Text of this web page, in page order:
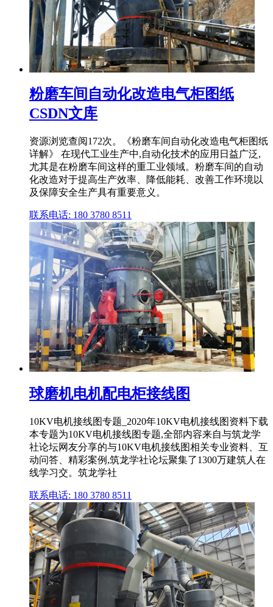
粉磨车间自动化改造电气柜图纸
CSDN文库
资源浏览查阅172次。《粉磨车间自动化改造电气柜图纸
详解》 在现代工业生产中,自动化技术的应用日益广泛,
尤其是在粉磨车间这样的重工业领域。粉磨车间的自动
化改造对于提高生产效率、降低能耗、改善工作环境以
及保障安全生产具有重要意义。
联系电话: 180 3780 8511
球磨机电机配电柜接线图
10KV电机接线图专题_2020年10KV电机接线图资料下载
本专题为10KV电机接线图专题,全部内容来自与筑龙学
社论坛网友分享的与10KV电机接线图相关专业资料、互
动问答、精彩案例,筑龙学社论坛聚集了1300万建筑人在
线学习交。筑龙学社
联系电话: 180 3780 8511